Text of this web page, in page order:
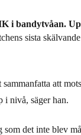
i bandytvåan.
sista
att
nivå, säger han.
som det inte blev